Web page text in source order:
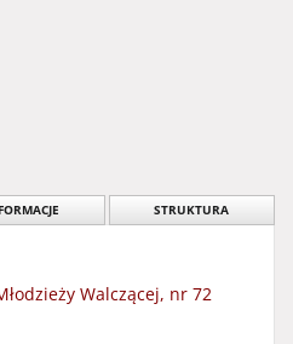
STRUKTURA
Walczącej, nr 72